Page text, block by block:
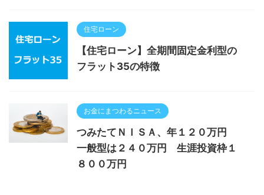
住宅ローン
【住宅ローン】全期間固定金利型の
フラット35の特徴
お金にまつわるニュース
つみたてＮＩＳＡ、年１２０万円
一般型は２４０万円 生涯投資枠１
８００万円